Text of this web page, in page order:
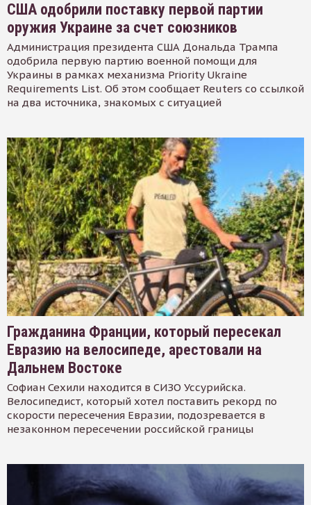
США одобрили поставку первой партии
оружия Украине за счет союзников
Администрация президента США Дональда Трампа
одобрила первую партию военной помощи для
Украины в рамках механизма Priority Ukraine
Requirements List. Об этом сообщает Reuters со ссылкой
на два источника, знакомых с ситуацией
Гражданина Франции, который пересекал
Евразию на велосипеде, арестовали на
Дальнем Востоке
Софиан Сехили находится в СИЗО Уссурийска.
Велосипедист, который хотел поставить рекорд по
скорости пересечения Евразии, подозревается в
незаконном пересечении российской границы